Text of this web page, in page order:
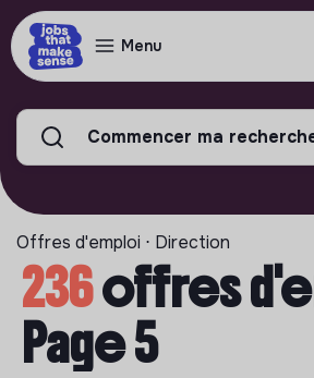
Menu
Commencer ma
Offres d'emploi ⋅ Direction
236offres
Page 5